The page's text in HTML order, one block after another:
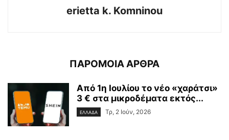
erietta k. Komninou
ΠΑΡΟΜΟΙΑ ΑΡΘΡΑ
Από 1η Ιουλίου το νέο «χαράτσι»
3 € στα μικροδέματα εκτός...
ΕΛΛΑΔΑ Τρ, 2 Ιούν, 2026